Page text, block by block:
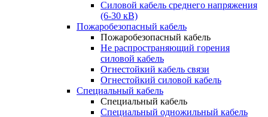
Силовой кабель среднего напряжения
(6-30 кВ)
Пожаробезопасный кабель
Пожаробезопасный кабель
Не распространяющий горения
силовой кабель
Огнестойкий кабель связи
Огнестойкий силовой кабель
Специальный кабель
Специальный кабель
Специальный одножильный кабель